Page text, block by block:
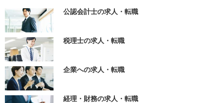
公認会計士の求人・転職
税理士の求人・転職
企業への求人・転職
経理・財務の求人・転職